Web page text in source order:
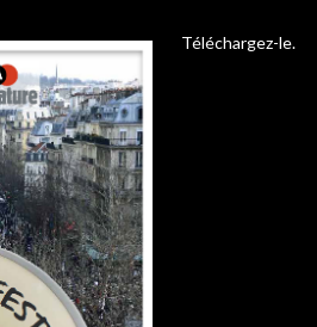
Téléchargez-le.